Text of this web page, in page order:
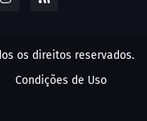
os direitos reservados.
Condições de Uso